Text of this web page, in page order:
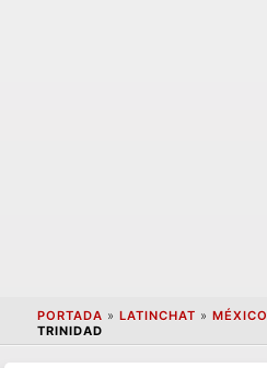
PORTADA » LATINCHAT » MÉXICO
TRINIDAD